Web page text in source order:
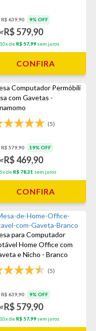
R$ 639,90 9% OFF
R$ 579,90
de R$ 57,99 sem juros
CONFIRA
Computador Permóbili
com Gavetas -
(5)
R$ 579,90 19% OFF
R$ 469,90
de R$ 78,31 sem juros
CONFIRA
para Computador
Home Office com
e Nicho - Branco
(5)
R$ 639,90 9% OFF
R$ 579,90
de R$ 57,99 sem juros